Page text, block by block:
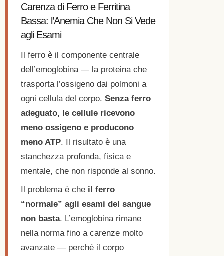
Carenza di Ferro e Ferritina
Bassa: l’Anemia Che Non Si Vede
agli Esami
Il ferro è il componente centrale
dell’emoglobina — la proteina che
trasporta l’ossigeno dai polmoni a
ogni cellula del corpo. Senza ferro
adeguato, le cellule ricevono
meno ossigeno e producono
meno ATP. Il risultato è una
stanchezza profonda, fisica e
mentale, che non risponde al sonno.
Il problema è che il ferro
“normale” agli esami del sangue
non basta. L’emoglobina rimane
nella norma fino a carenze molto
avanzate — perché il corpo